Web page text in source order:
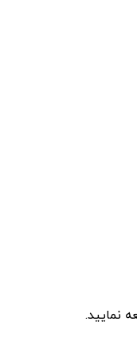
نمایید.